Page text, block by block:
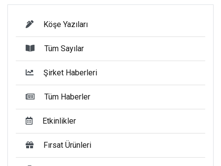
Köşe Yazıları
Tüm Sayılar
Şirket Haberleri
Tüm Haberler
Etkinlikler
Fırsat Ürünleri